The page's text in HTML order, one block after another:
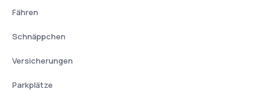
Fähren
Schnäppchen
Versicherungen
Parkplätze